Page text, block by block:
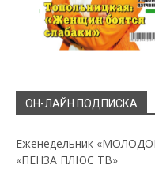
ОН-ЛАЙН ПОДПИСКА
Еженедельник
«ПЕНЗА ПЛЮС ТВ»